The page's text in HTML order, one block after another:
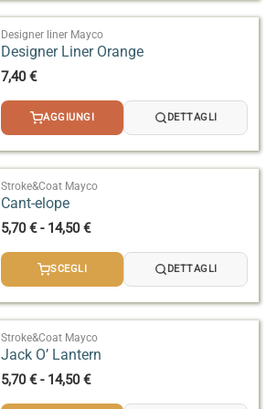
Designer liner Mayco
Designer Liner Orange
7,40€
AGGIUNGI DETTAGLI
Stroke&Coat Mayco
Cant-elope
5,70€ - 14,50€Fascia
prezzo:
14,50 €
SCEGLI DETTAGLI
Stroke&Coat Mayco
Jack O’ Lantern
5,70€ - 14,50€Fascia